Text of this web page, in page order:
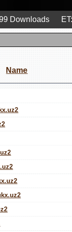
Downloads
Name